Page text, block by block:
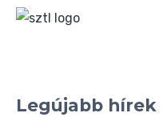
Legújabb hírek